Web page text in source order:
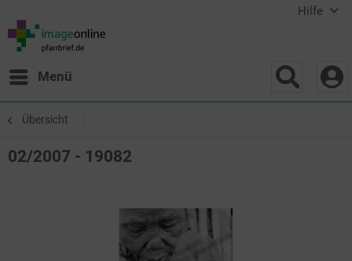
Hilfe
Menü
Übersicht
02/2007 - 19082